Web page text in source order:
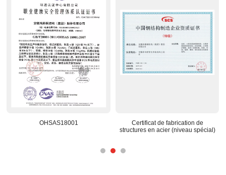
OHSAS18001
Certificat de fabrication de
structures en acier (niveau spécial)